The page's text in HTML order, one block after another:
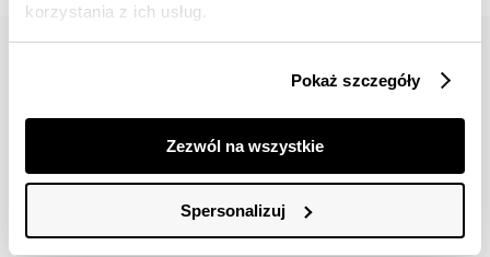
korzystania z ich usług.
Pokaż szczegóły
Zezwól na wszystkie
Spersonalizuj
bok@topsecret.pl
Znajdź nas